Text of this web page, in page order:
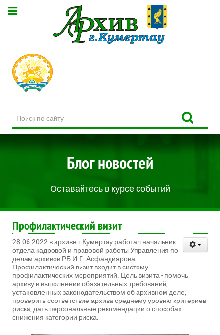
по
сайту
Блог новостей
Оставайтесь в курсе событий
Профилактический визит
28.06.2022 в архиве г.Кумертау работал начальник
отдела кадровой и правовой работы Управления по
делам архивов РБ И.Г. Асфандиярова.
Профилактический визит входит в систему
профилактических мероприятий. Цель визита - помочь
архиву в выполнении обязательных требований,
установленных законодательством об архивном деле,
проверить соответствие архива среднему уровню критериев
риска, дать персональные рекомендации о способах
снижения категории риска.